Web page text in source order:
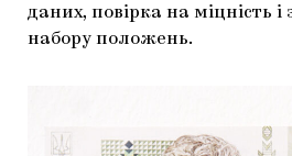
даних, повірка на міцність і
набору положень.